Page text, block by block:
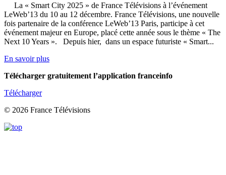
La « Smart City 2025 » de France Télévisions à l’événement
LeWeb’13 du 10 au 12 décembre. France Télévisions, une nouvelle
fois partenaire de la conférence LeWeb’13 Paris, participe à cet
événement majeur en Europe, placé cette année sous le thème « The
Next 10 Years ». Depuis hier, dans un espace futuriste « Smart...
En savoir plus
Télécharger gratuitement l’application franceinfo
Télécharger
© 2026 France Télévisions